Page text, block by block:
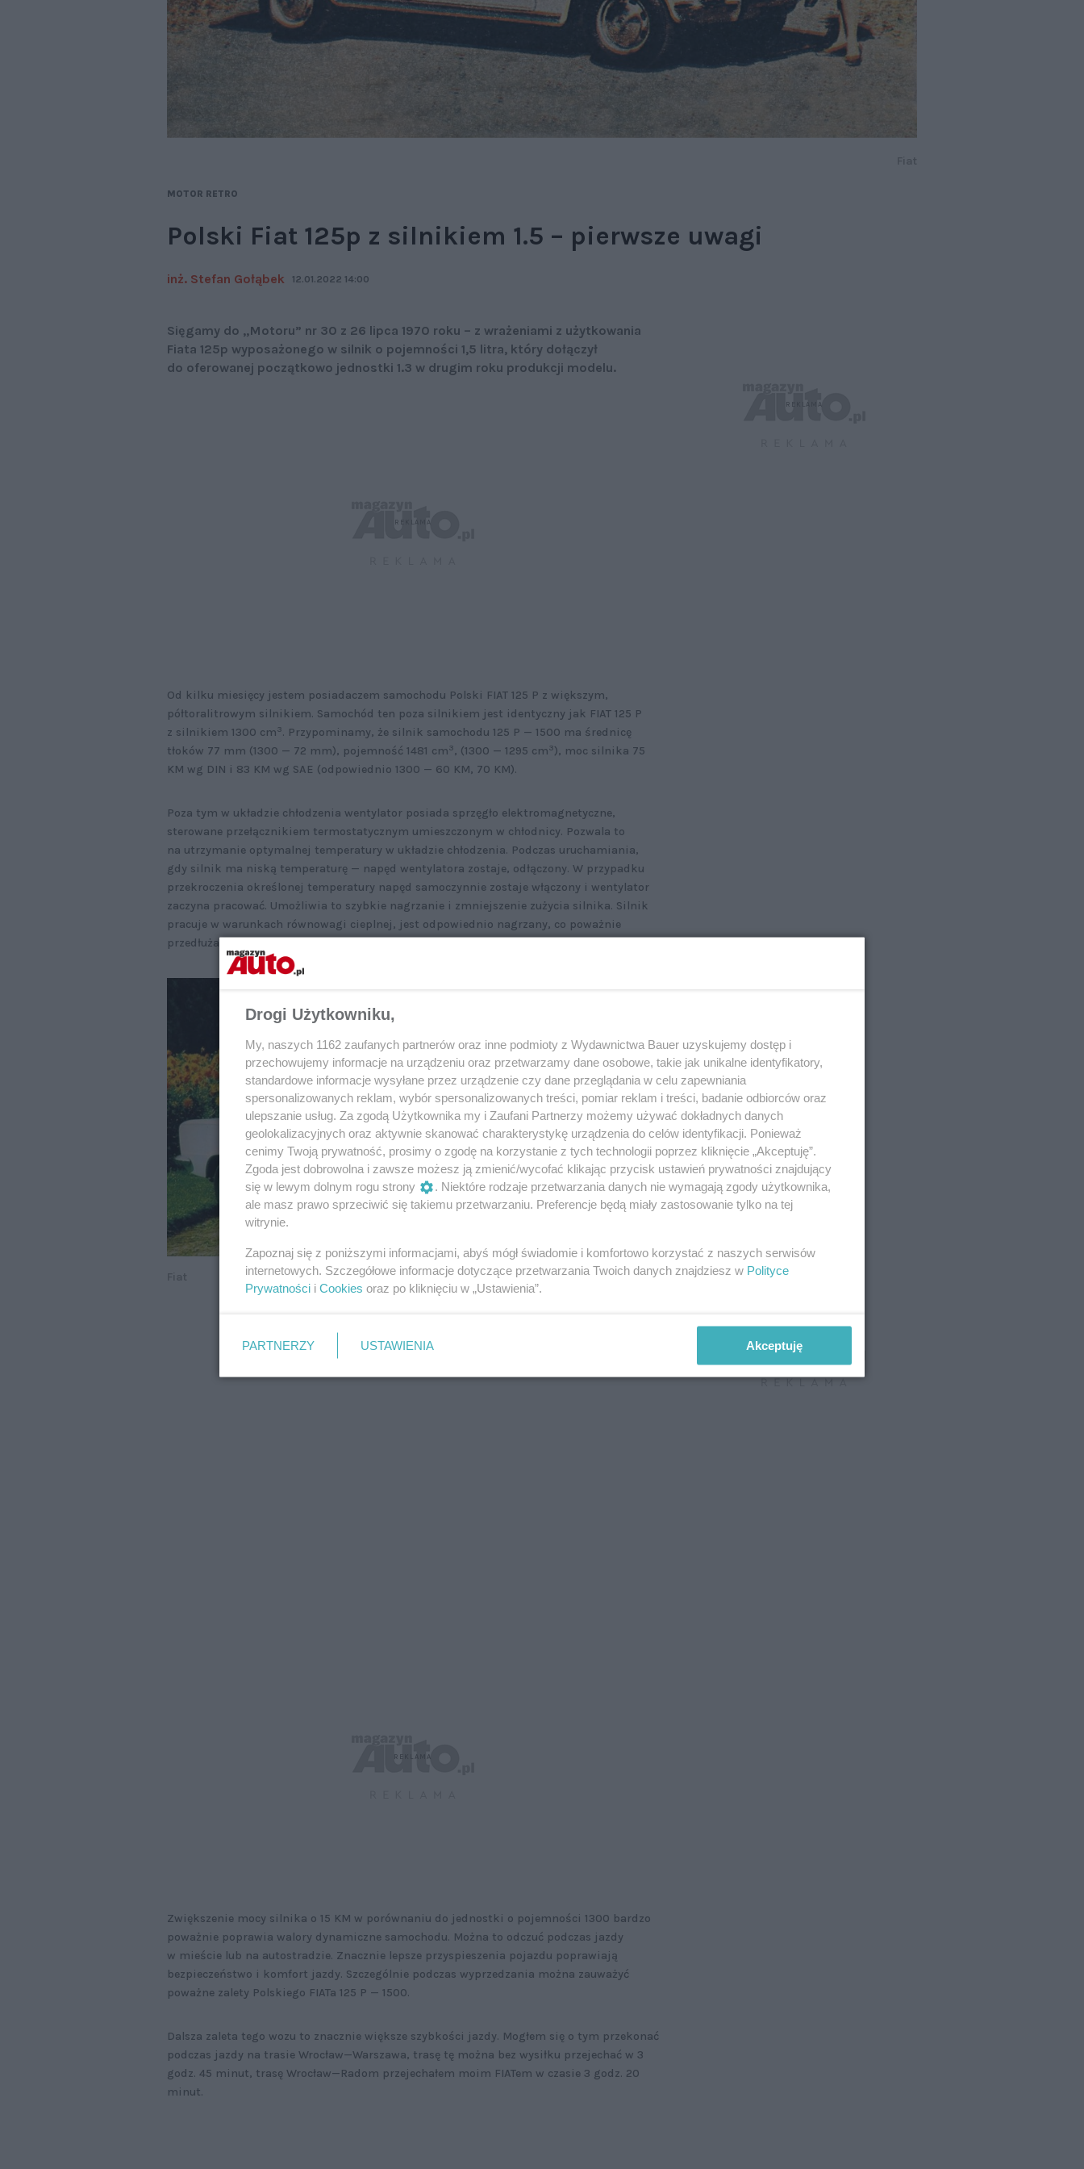
MOTOR RETRO
Polski Fiat 125p z silnikiem 1.5 – pierwsze uwagi
inż. Stefan Gołąbek 12.01.2022 14:00
Sięgamy do „Motoru” nr 30 z 26 lipca 1970 roku – z wrażeniami z użytkowania
Fiata 125p wyposażonego w silnik o pojemności 1,5 litra, który dołączył
do oferowanej początkowo jednostki 1.3 w drugim roku produkcji modelu.
Od kilku miesięcy jestem posiadaczem samochodu Polski FIAT 125 P z większym,
półtoralitrowym silnikiem. Samochód ten poza silnikiem jest identyczny jak FIAT 125 P
z silnikiem 1300 cm3. Przypominamy, że silnik samochodu 125 P — 1500 ma średnicę
tłoków 77 mm (1300 — 72 mm), pojemność 1481 cm3, (1300 — 1295 cm3), moc silnika 75
KM wg DIN i 83 KM wg SAE (odpowiednio 1300 — 60 KM, 70 KM).
Poza tym w układzie chłodzenia wentylator posiada sprzęgło elektromagnetyczne,
sterowane przełącznikiem termostatycznym umieszczonym w chłodnicy. Pozwala to
na utrzymanie optymalnej temperatury w układzie chłodzenia. Podczas uruchamiania,
gdy silnik ma niską temperaturę — napęd wentylatora zostaje, odłączony. W przypadku
przekroczenia określonej temperatury napęd samoczynnie zostaje włączony i wentylator
zaczyna pracować. Umożliwia to szybkie nagrzanie i zmniejszenie zużycia silnika. Silnik
pracuje w warunkach równowagi cieplnej, jest odpowiednio nagrzany, co poważnie
przedłuża jego trwałość i niezawodność.
Zwiększenie mocy silnika o 15 KM w porównaniu do jednostki o pojemności 1300 bardzo
poważnie poprawia walory dynamiczne samochodu. Można to odczuć podczas jazdy
w mieście lub na autostradzie. Znacznie lepsze przyspieszenia pojazdu poprawiają
bezpieczeństwo i komfort jazdy. Szczególnie podczas wyprzedzania można zauważyć
poważne zalety Polskiego FIATa 125 P — 1500.
Dalsza zaleta tego wozu to znacznie większe szybkości jazdy. Mogłem się o tym przekonać
podczas jazdy na trasie Wrocław—Warszawa, trasę tę można bez wysiłku przejechać w 3
godz. 45 minut, trasę Wrocław—Radom przejechałem moim FIATem w czasie 3 godz. 20
minut.
Drogi Użytkowniku,
My, naszych 1162 zaufanych partnerów oraz inne podmioty z Wydawnictwa Bauer uzyskujemy dostęp i
przechowujemy informacje na urządzeniu oraz przetwarzamy dane osobowe, takie jak unikalne identyfikatory,
standardowe informacje wysyłane przez urządzenie czy dane przeglądania w celu zapewniania
spersonalizowanych reklam, wybór spersonalizowanych treści, pomiar reklam i treści, badanie odbiorców oraz
ulepszanie usług. Za zgodą Użytkownika my i Zaufani Partnerzy możemy używać dokładnych danych
geolokalizacyjnych oraz aktywnie skanować charakterystykę urządzenia do celów identyfikacji. Ponieważ
cenimy Twoją prywatność, prosimy o zgodę na korzystanie z tych technologii poprzez kliknięcie „Akceptuję”.
Zgoda jest dobrowolna i zawsze możesz ją zmienić/wycofać klikając przycisk ustawień prywatności znajdujący
się w lewym dolnym rogu strony
. Niektóre rodzaje przetwarzania danych nie wymagają zgody użytkownika,
ale masz prawo sprzeciwić się takiemu przetwarzaniu. Preferencje będą miały zastosowanie tylko na tej
witrynie.
Zapoznaj się z poniższymi informacjami, abyś mógł świadomie i komfortowo korzystać z naszych serwisów
internetowych. Szczegółowe informacje dotyczące przetwarzania Twoich danych znajdziesz w Polityce
Prywatności i Cookies oraz po kliknięciu w „Ustawienia”.
PARTNERZY USTAWIENIA Akceptuję